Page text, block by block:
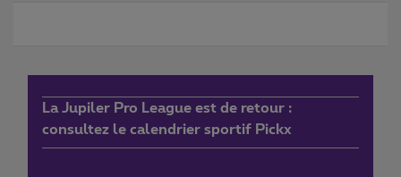
La Jupiler Pro League est de retour :
consultez le calendrier sportif Pickx